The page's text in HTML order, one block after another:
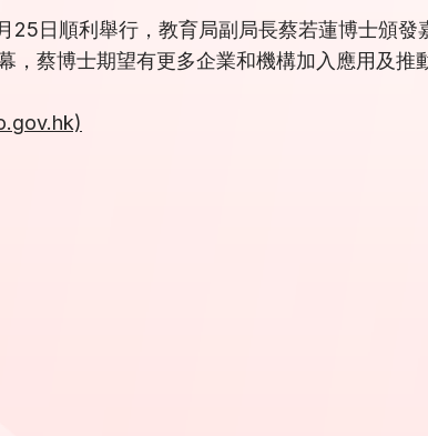
日順利舉行，教育局副局長蔡若蓮博士頒
蔡博士期望有更多企業和機構加入應用及推